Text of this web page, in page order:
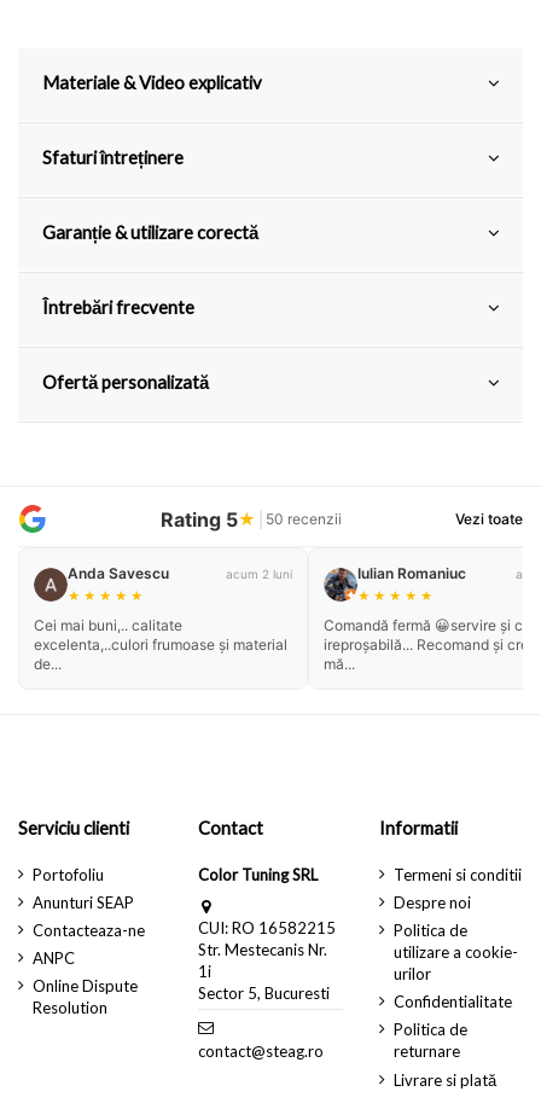
Materiale & Video explicativ
Sfaturi întreținere
Garanție & utilizare corectă
Întrebări frecvente
Ofertă personalizată
Rating 5★ 50 recenzii Vezi toate
Anda Savescu
★ ★ ★ ★ ★
acum 2 luni
Cei mai buni,.. calitate
excelenta,..culori frumoase și material
de...
Iulian Romaniuc
★ ★ ★ ★ ★
Comandă fermă 😀servire și
ireproșabilă... Recomand și cred
mă...
Serviciu clienti
Portofoliu
Anunturi SEAP
Contacteaza-ne
ANPC
Online Dispute
Resolution
Contact
Color Tuning SRL
CUI: RO 16582215
Str. Mestecanis Nr.
1i
Sector 5, Bucuresti
contact@steag.ro
Informatii
Termeni si conditii
Despre noi
Politica de
utilizare a cookie-
urilor
Confidentialitate
Politica de
returnare
Livrare si plată